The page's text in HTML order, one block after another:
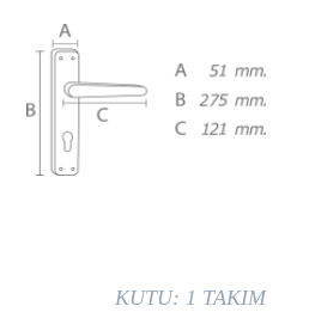
KUTU: 1 TAKIM